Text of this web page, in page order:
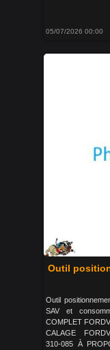
05/07/2026 00:00
Outil
Outil
SAV et
COMPLET
CALAGE
310-085 À